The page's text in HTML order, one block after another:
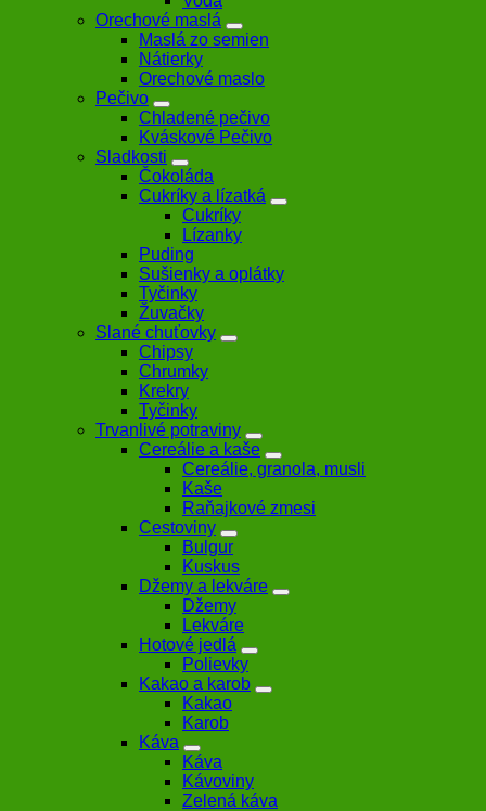
Orechové maslá
Maslá zo semien
Nátierky
Orechové maslo
Pečivo
Chladené pečivo
Kváskové Pečivo
Sladkosti
Čokoláda
Cukríky a lízatká
Cukríky
Lízanky
Puding
Sušienky a oplátky
Tyčinky
Žuvačky
Slané chuťovky
Chipsy
Chrumky
Krekry
Tyčinky
Trvanlivé potraviny
Cereálie a kaše
Cereálie, granola, musli
Kaše
Raňajkové zmesi
Cestoviny
Bulgur
Kuskus
Džemy a lekváre
Džemy
Lekváre
Hotové jedlá
Polievky
Kakao a karob
Kakao
Karob
Káva
Káva
Kávoviny
Zelená káva